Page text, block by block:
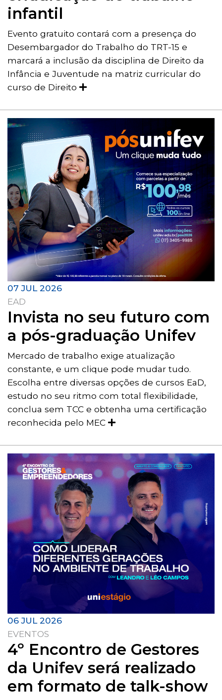
infantil
Evento gratuito contará com a presença do
Desembargador do Trabalho do TRT-15 e
marcará a inclusão da disciplina de Direito da
Infância e Juventude na matriz curricular do
curso de Direito
07 JUL 2026
EAD
Invista no seu futuro com
a pós-graduação Unifev
Mercado de trabalho exige atualização
constante, e um clique pode mudar tudo.
Escolha entre diversas opções de cursos EaD,
estudo no seu ritmo com total flexibilidade,
conclua sem TCC e obtenha uma certificação
reconhecida pelo MEC
06 JUL 2026
EVENTOS
4º Encontro de Gestores
da Unifev será realizado
em formato de talk-show